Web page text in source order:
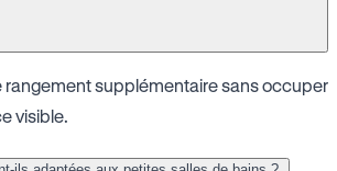
rangement supplémentaire sans occuper
visible.